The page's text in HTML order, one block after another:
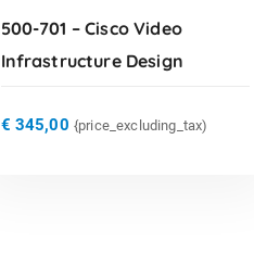
500-701 – Cisco Video
Infrastructure Design
€ 345,00 {price_excluding_tax)